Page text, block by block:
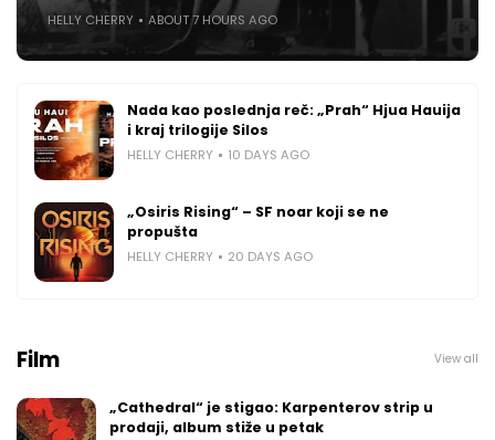
HELLY CHERRY ABOUT 7 HOURS AGO
Nada kao poslednja reč: „Prah“ Hjua Hauija
i kraj trilogije Silos
HELLY CHERRY 10 DAYS AGO
„Osiris Rising“ – SF noar koji se ne
propušta
HELLY CHERRY 20 DAYS AGO
Film View all
„Cathedral“ je stigao: Karpenterov strip u
prodaji, album stiže u petak